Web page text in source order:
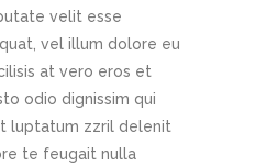
velit esse
vel illum dolore eu
at vero eros et
odio dignissim qui
luptatum zzril delenit
te feugait nulla